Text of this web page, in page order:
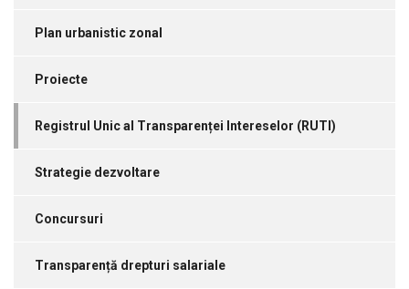
Plan urbanistic zonal
Proiecte
Registrul Unic al Transparenței Intereselor (RUTI)
Strategie dezvoltare
Concursuri
Transparență drepturi salariale